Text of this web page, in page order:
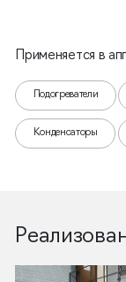
Применяется в
Подогреватели
Конденсаторы